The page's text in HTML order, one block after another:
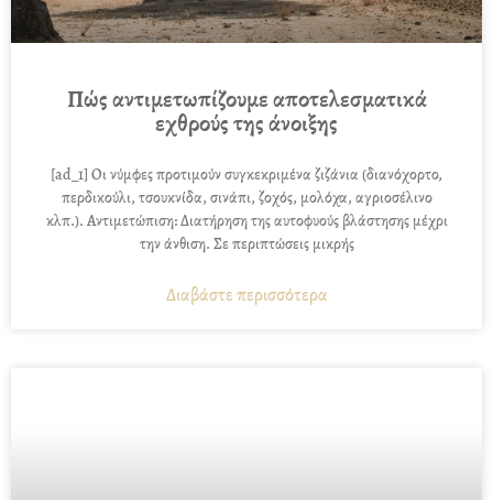
Πώς αντιμετωπίζουμε αποτελεσματικά
εχθρούς της άνοιξης
[ad_1] Οι νύμφες προτιμούν συγκεκριμένα ζιζάνια (διανόχορτο,
περδικούλι, τσουκνίδα, σινάπι, ζοχός, μολόχα, αγριοσέλινο
κλπ.). Αντιμετώπιση: Διατήρηση της αυτοφυούς βλάστησης μέχρι
την άνθιση. Σε περιπτώσεις μικρής
Διαβάστε περισσότερα